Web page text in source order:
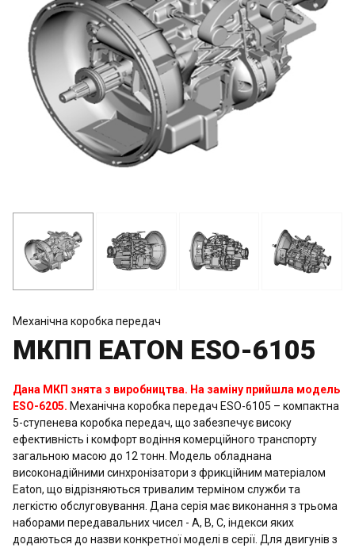
Механічна коробка передач
МКПП EATON ESO-6105
Дана МКП знята з виробництва. На заміну прийшла модель
ESO-6205. Механічна коробка передач ESO-6105 – компактна
5-ступенева коробка передач, що забезпечує високу
ефективність і комфорт водіння комерційного транспорту
загальною масою до 12 тонн. Модель обладнана
високонадійними синхронізатори з фрикційним матеріалом
Eaton, що відрізняються тривалим терміном служби та
легкістю обслуговування. Дана серія має виконання з трьома
наборами передавальних чисел - A, B, C, індекси яких
додаються до назви конкретної моделі в серії. Для двигунів з